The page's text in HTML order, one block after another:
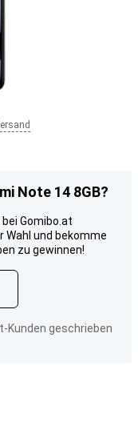
Note 14 8GB?
Gomibo.at
Wahl und bekomme
zu gewinnen!
Kunden geschrieben